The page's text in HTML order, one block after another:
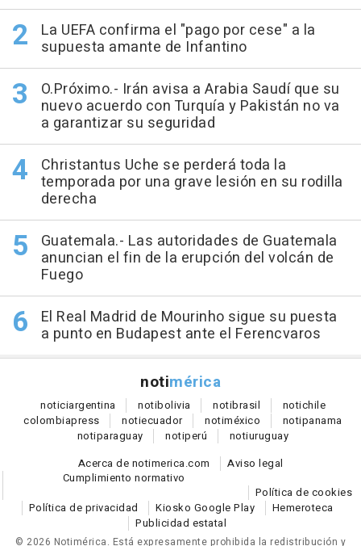
La UEFA confirma el "pago por cese" a la
supuesta amante de Infantino
O.Próximo.- Irán avisa a Arabia Saudí que su
nuevo acuerdo con Turquía y Pakistán no va
a garantizar su seguridad
Christantus Uche se perderá toda la
temporada por una grave lesión en su rodilla
derecha
Guatemala.- Las autoridades de Guatemala
anuncian el fin de la erupción del volcán de
Fuego
El Real Madrid de Mourinho sigue su puesta
a punto en Budapest ante el Ferencvaros
notimérica
noticiargentina notibolivia notibrasil notichile
colombiapress notiecuador notiméxico notipanama
notiparaguay notiperú notiuruguay
Acerca de notimerica.com
Aviso legal
Cumplimiento normativo
Política de cookies
Política de privacidad
Kiosko Google Play
Hemeroteca
Publicidad estatal
© 2026 Notimérica. Está expresamente prohibida la redistribución y